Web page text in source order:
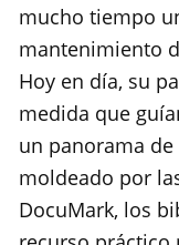
mucho tiempo
mantenimiento
Hoy en día, su
medida que
un panorama
moldeado por
DocuMark, los